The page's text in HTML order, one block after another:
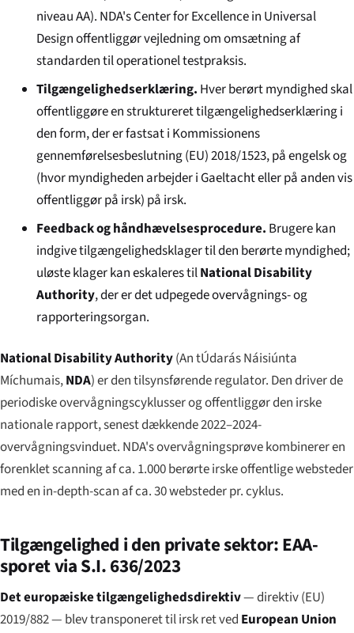
niveau AA). NDA's Center for Excellence in Universal
Design offentliggør vejledning om omsætning af
standarden til operationel testpraksis.
Tilgængelighedserklæring. Hver berørt myndighed skal
offentliggøre en struktureret tilgængelighedserklæring i
den form, der er fastsat i Kommissionens
gennemførelsesbeslutning (EU) 2018/1523, på engelsk og
(hvor myndigheden arbejder i Gaeltacht eller på anden vis
offentliggør på irsk) på irsk.
Feedback og håndhævelsesprocedure. Brugere kan
indgive tilgængelighedsklager til den berørte myndighed;
uløste klager kan eskaleres tilNational Disability
Authority, der er det udpegede overvågnings- og
rapporteringsorgan.
National Disability Authority(An tÚdarás Náisiúnta
Míchumais,NDA) er den tilsynsførende regulator. Den driver de
periodiske overvågningscyklusser og offentliggør den irske
nationale rapport, senest dækkende 2022–2024-
overvågningsvinduet. NDA's overvågningsprøve kombinerer en
forenklet scanning af ca. 1.000 berørte irske offentlige websteder
med en in-depth-scan af ca. 30 websteder pr. cyklus.
Tilgængelighed i den private sektor: EAA-
sporet via S.I. 636/2023
Det europæiske tilgængelighedsdirektiv— direktiv (EU)
2019/882 — blev transponeret til irsk ret ved European Union